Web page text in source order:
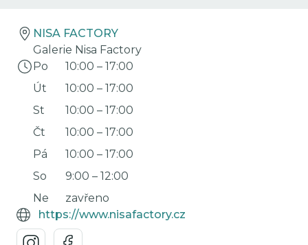
NISA FACTORY
Galerie Nisa Factory
Po
10:00 – 17:00
Út
10:00 – 17:00
St
10:00 – 17:00
Čt
10:00 – 17:00
Pá
10:00 – 17:00
So
9:00 – 12:00
Ne
zavřeno
https://www.nisafactory.cz